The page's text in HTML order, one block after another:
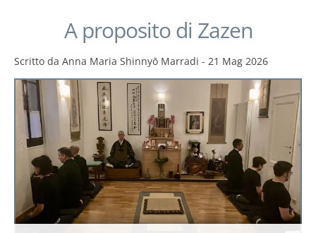
A proposito di Zazen
Scritto da Anna Maria Shinnyō Marradi - 21 Mag 2026